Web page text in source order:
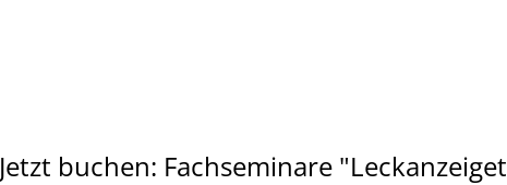
Jetzt buchen: Fachseminare